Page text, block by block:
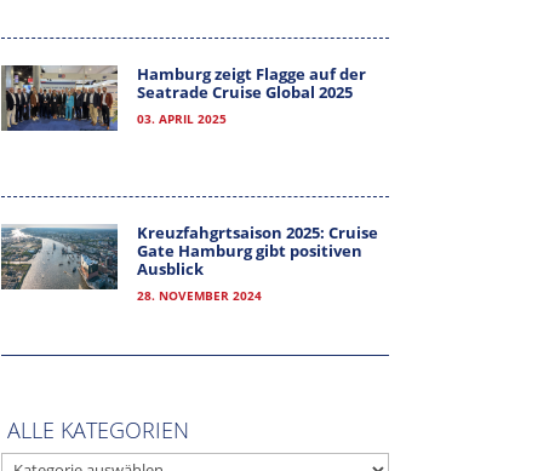
Hamburg zeigt Flagge auf der
Seatrade Cruise Global 2025
03. APRIL 2025
Kreuzfahgrtsaison 2025: Cruise
Gate Hamburg gibt positiven
Ausblick
28. NOVEMBER 2024
ALLE KATEGORIEN
ALLE